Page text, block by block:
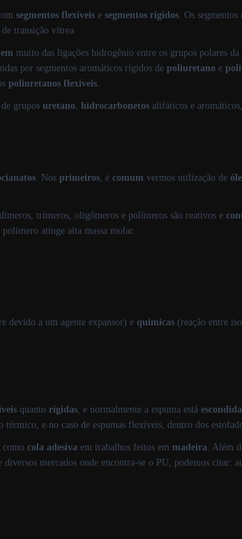
segmentos flexíveis e segmentos rígidos . Os
transição vítrea
muito das ligações hidrogênio entre os grupos polares
por segmentos aromáticos rígidos de poliuretano e
poliuretanos flexíveis
grupos uretano hidrocarbonetos alifáticos e
. Nos primeiros , é comum vermos utilização de
trímeros, oligômeros e polímeros são reativos e
atinge alta massa molar.
devido a um agente expansor) e químicas (reação entre
quanto rígidas , e normalmente a espuma está escondida
e no caso de espumas flexíveis, dentro dos
como cola adesiva em trabalhos feitos em madeira . Além
diversos mercados onde encontra-se o PU, podemos citar: